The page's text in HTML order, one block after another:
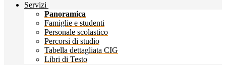
Servizi
Panoramica
Famiglie e studenti
Personale scolastico
Percorsi di studio
Tabella dettagliata CIG
Libri di Testo